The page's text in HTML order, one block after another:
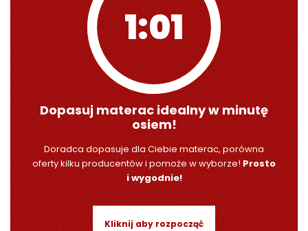
1:00
Dopasuj materac idealny w minutę
osiem!
Doradca dopasuje dla Ciebie materac, porówna
oferty kilku producentów i pomoże w wyborze!Prosto
i wygodnie!
Kliknij aby rozpocząć